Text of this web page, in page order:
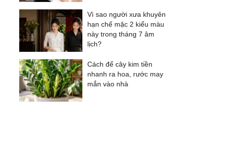
Vì sao người xưa khuyên
hạn chế mặc 2 kiểu màu
này trong tháng 7 âm
lịch?
Cách để cây kim tiền
nhanh ra hoa, rước may
mắn vào nhà